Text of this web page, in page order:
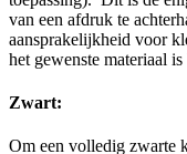
van een afdruk te
aansprakelijkheid voor
het gewenste materiaal is
Zwart:
Om een volledig zwarte